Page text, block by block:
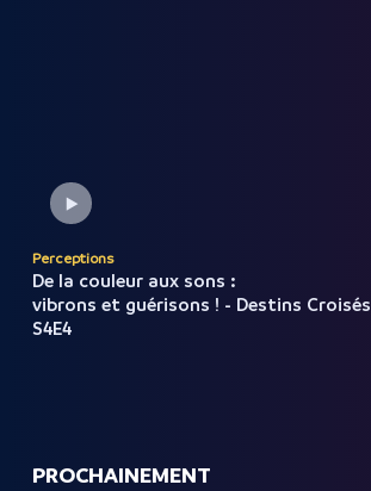
Perceptions
De la couleur aux sons :
vibrons et guérisons ! - Destins Croisés
S4E4
PROCHAINEMENT